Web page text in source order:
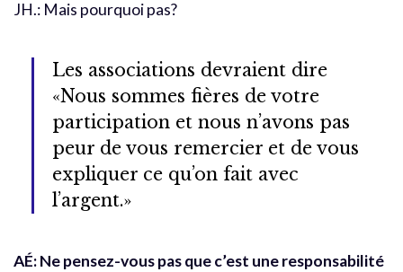
JH.: Mais pourquoi pas?
Les associations devraient dire
«Nous sommes fières de votre
participation et nous n’avons pas
peur de vous remercier et de vous
expliquer ce qu’on fait avec
l’argent.»
AÉ: Ne pensez-vous pas que c’est une responsabilité